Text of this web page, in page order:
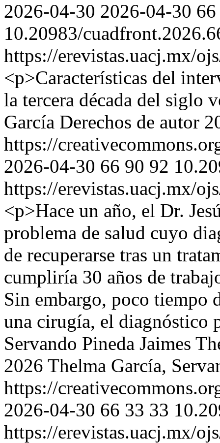
2026-04-30 2026-04-30 66
10.20983/
https://erevistas.uacj.mx/
<p>Características del
la tercera década del siglo
García Derechos de autor
https://
2026-04-30 66 90 92
https://erevistas.uacj.mx/
<p>Hace un año, el Dr.
problema de salud cuyo
de recuperarse tras un
cumpliría 30 años de
Sin embargo, poco tiempo
una cirugía, el diagnóstico
Servando Pineda Jaimes
2026 Thelma García,
https://
2026-04-30 66 33 33
https://erevistas.uacj.mx/